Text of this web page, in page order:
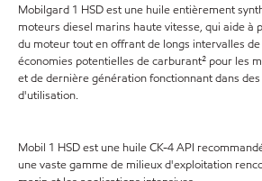
Mobilgard 1 HSD est une huile entièrement
moteurs diesel marins haute vitesse, qui aide à
du moteur tout en offrant de longs intervalles de
économies potentielles de carburant² pour les
et de dernière génération fonctionnant dans
d'utilisation.
Mobil 1 HSD est une huile CK-4 API
une vaste gamme de milieux d'exploitation